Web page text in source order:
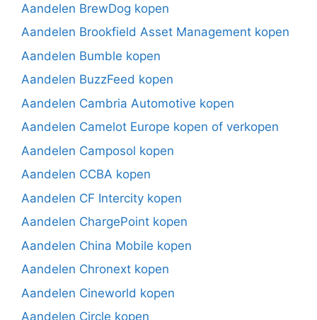
Aandelen BrewDog kopen
Aandelen Brookfield Asset Management kopen
Aandelen Bumble kopen
Aandelen BuzzFeed kopen
Aandelen Cambria Automotive kopen
Aandelen Camelot Europe kopen of verkopen
Aandelen Camposol kopen
Aandelen CCBA kopen
Aandelen CF Intercity kopen
Aandelen ChargePoint kopen
Aandelen China Mobile kopen
Aandelen Chronext kopen
Aandelen Cineworld kopen
Aandelen Circle kopen